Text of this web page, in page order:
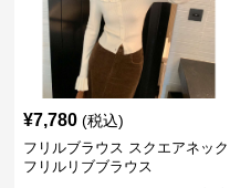
¥7,780 (税込)
フリルブラウス スクエアネック
フリルリブブラウス